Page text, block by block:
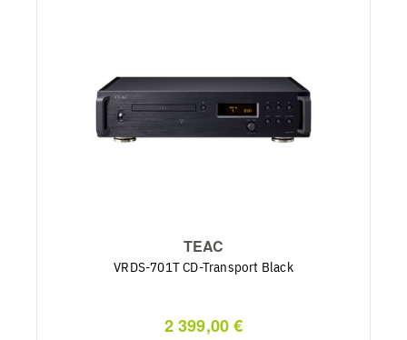
TEAC
VRDS-701T CD-Transport Black
2 399,00 €